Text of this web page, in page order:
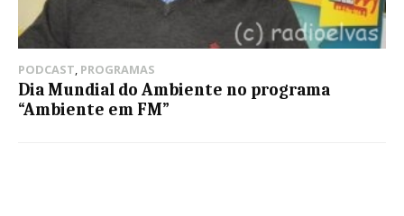
PODCAST, PROGRAMAS
Dia Mundial do Ambiente no programa
“Ambiente em FM”